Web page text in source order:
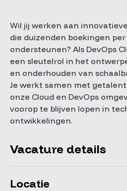
Wil jij werken aan
die duizenden boekingen
ondersteunen? Als DevOps
een sleutelrol in het
en onderhouden van
Je werkt samen met
onze Cloud en DevOps
voorop te blijven lopen in
ontwikkelingen.
Vacature details
Locatie